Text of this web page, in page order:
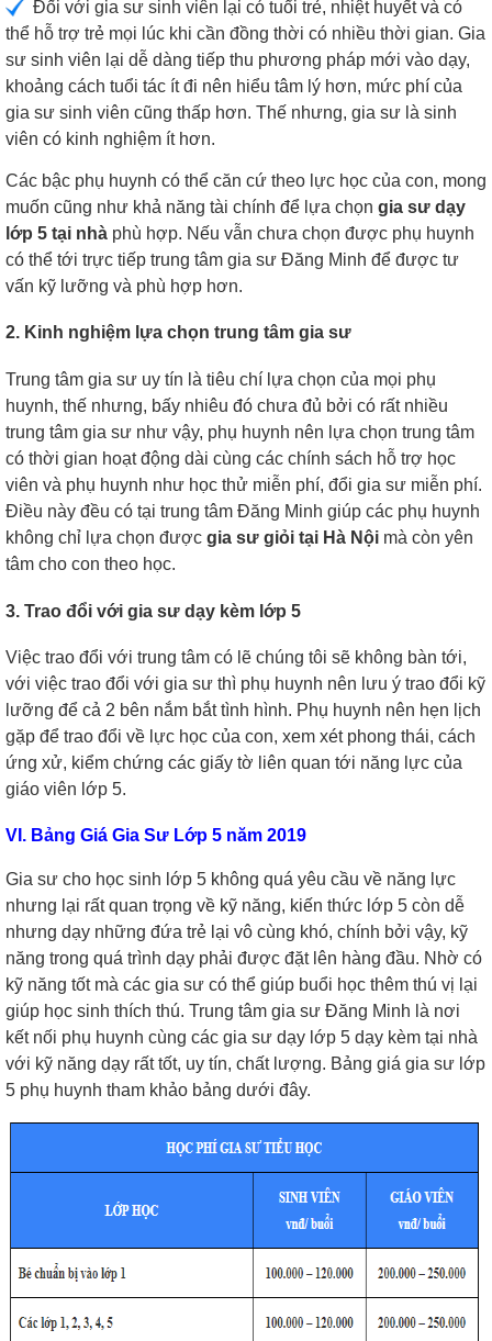
Đối với gia sư sinh viên lại có tuổi trẻ, nhiệt huyết và có
thể hỗ trợ trẻ mọi lúc khi cần đồng thời có nhiều thời gian. Gia
sư sinh viên lại dễ dàng tiếp thu phương pháp mới vào dạy,
khoảng cách tuổi tác ít đi nên hiểu tâm lý hơn, mức phí của
gia sư sinh viên cũng thấp hơn. Thế nhưng, gia sư là sinh
viên có kinh nghiệm ít hơn.
Các bậc phụ huynh có thể căn cứ theo lực học của con, mong
muốn cũng như khả năng tài chính để lựa chọn gia sư dạy
lớp 5 tại nhà phù hợp. Nếu vẫn chưa chọn được phụ huynh
có thể tới trực tiếp trung tâm gia sư Đăng Minh để được tư
vấn kỹ lưỡng và phù hợp hơn.
2. Kinh nghiệm lựa chọn trung tâm gia sư
Trung tâm gia sư uy tín là tiêu chí lựa chọn của mọi phụ
huynh, thế nhưng, bấy nhiêu đó chưa đủ bởi có rất nhiều
trung tâm gia sư như vậy, phụ huynh nên lựa chọn trung tâm
có thời gian hoạt động dài cùng các chính sách hỗ trợ học
viên và phụ huynh như học thử miễn phí, đổi gia sư miễn phí.
Điều này đều có tại trung tâm Đăng Minh giúp các phụ huynh
không chỉ lựa chọn được gia sư giỏi tại Hà Nội mà còn yên
tâm cho con theo học.
3. Trao đổi với gia sư dạy kèm lớp 5
Việc trao đổi với trung tâm có lẽ chúng tôi sẽ không bàn tới,
với việc trao đổi với gia sư thì phụ huynh nên lưu ý trao đổi kỹ
lưỡng để cả 2 bên nắm bắt tình hình. Phụ huynh nên hẹn lịch
gặp để trao đổi về lực học của con, xem xét phong thái, cách
ứng xử, kiểm chứng các giấy tờ liên quan tới năng lực của
giáo viên lớp 5.
VI. Bảng Giá Gia Sư Lớp 5 năm 2019
Gia sư cho học sinh lớp 5 không quá yêu cầu về năng lực
nhưng lại rất quan trọng về kỹ năng, kiến thức lớp 5 còn dễ
nhưng dạy những đứa trẻ lại vô cùng khó, chính bởi vậy, kỹ
năng trong quá trình dạy phải được đặt lên hàng đầu. Nhờ có
kỹ năng tốt mà các gia sư có thể giúp buổi học thêm thú vị lại
giúp học sinh thích thú. Trung tâm gia sư Đăng Minh là nơi
kết nối phụ huynh cùng các gia sư dạy lớp 5 dạy kèm tại nhà
với kỹ năng dạy rất tốt, uy tín, chất lượng. Bảng giá gia sư lớp
5 phụ huynh tham khảo bảng dưới đây.